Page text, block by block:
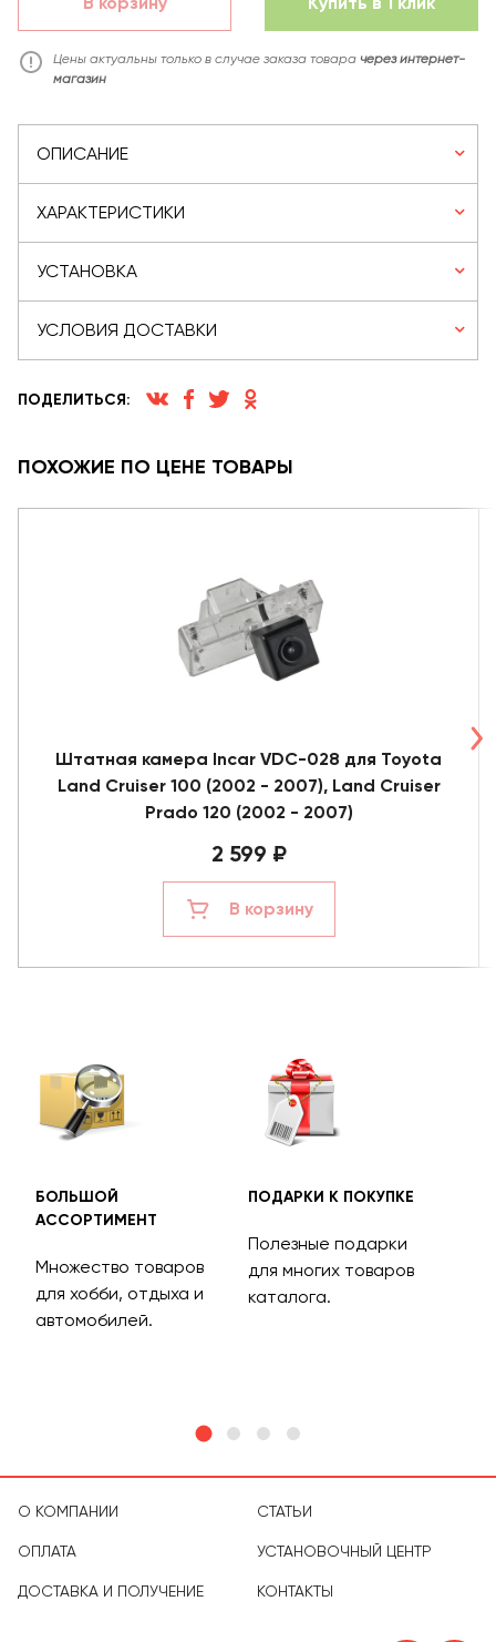
Цены актуальны только в случае заказа товара через интернет-
магазин
ОПИСАНИЕ
ХАРАКТЕРИСТИКИ
УСТАНОВКА
УСЛОВИЯ ДОСТАВКИ
ПОДЕЛИТЬСЯ:
ПОХОЖИЕ ПО ЦЕНЕ ТОВАРЫ
Штатная камера Incar VDC-028 для Toyota
Land Cruiser 100 (2002 - 2007), Land Cruiser
Prado 120 (2002 - 2007)
2 599 ₽
В корзину
БОЛЬШОЙ
АССОРТИМЕНТ
Множество товаров
для хобби, отдыха и
автомобилей.
ПОДАРКИ К ПОКУПКЕ
Полезные подарки
для многих товаров
каталога.
О КОМПАНИИ
ОПЛАТА
ДОСТАВКА И ПОЛУЧЕНИЕ
СТАТЬИ
УСТАНОВОЧНЫЙ ЦЕНТР
КОНТАКТЫ